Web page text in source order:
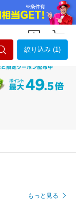
絞り込み (1)
もっと見る